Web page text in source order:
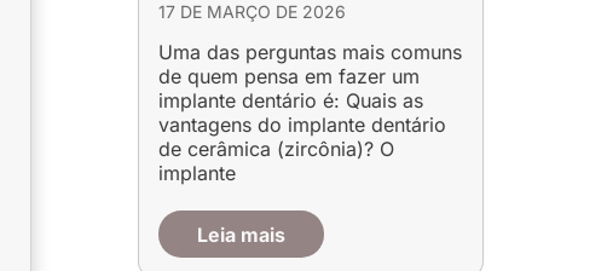
17 DE MARÇO DE 2026
Uma das perguntas mais comuns
de quem pensa em fazer um
implante dentário é: Quais as
vantagens do implante dentário
de cerâmica (zircônia)? O
implante
Leia mais